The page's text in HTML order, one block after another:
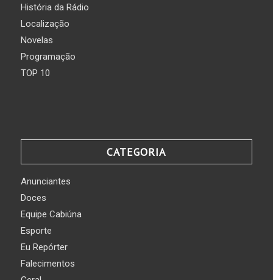
História da Rádio
Localização
Novelas
Programação
TOP 10
CATEGORIA
Anunciantes
Doces
Equipe Cabiúna
Esporte
Eu Repórter
Falecimentos